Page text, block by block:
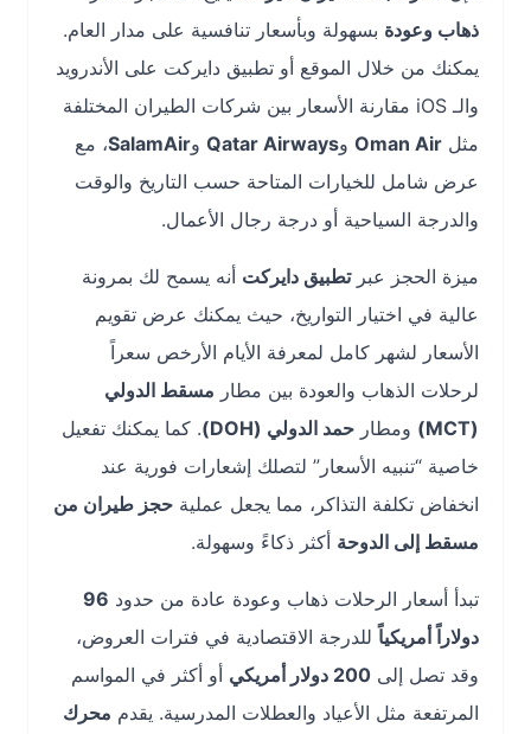
ذهاب وعودةبسهولة وبأسعار تنافسية على مدار العام.
يمكنك من خلال الموقع أو تطبيق دايركت على الأندرويد
والـ iOS مقارنة الأسعار بين شركات الطيران المختلفة
Oman AirوQatar AirwaysوSalamAir، مع
عرض شامل للخيارات المتاحة حسب التاريخ والوقت
والدرجة السياحية أو درجة رجال الأعمال.
ميزة الحجز عبرتطبيق دايركتأنه يسمح لك بمرونة
عالية في اختيار التواريخ، حيث يمكنك عرض تقويم
الأسعار لشهر كامل لمعرفة الأيام الأرخص سعراً
لرحلات الذهاب والعودة بين مطار مسقط الدولي
ومطارحمد الدولي (DOH)
. كما يمكنك تفعيل
خاصية “تنبيه الأسعار” لتصلك إشعارات فورية عند
انخفاض تكلفة التذاكر، مما يجعل عمليةحجز طيران من
مسقط إلى الدوحةأكثر ذكاءً وسهولة.
تبدأ أسعار الرحلات ذهاب وعودة عادة من حدود 96
دولاراً أمريكياًللدرجة الاقتصادية في فترات العروض،
وقد تصل إلى 200 دولار أمريكي
أو أكثر في المواسم
المرتفعة مثل الأعياد والعطلات المدرسية. يقدم محرك